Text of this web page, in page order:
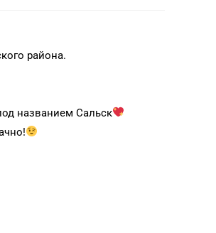
района.
названием Сальск